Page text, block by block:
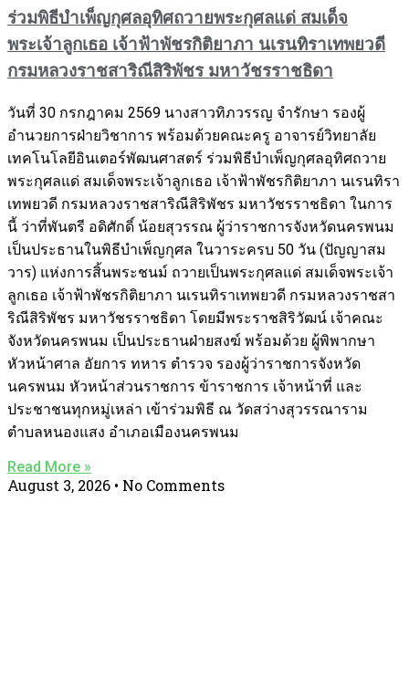
ร่วมพิธีบำเพ็ญกุศลอุทิศถวายพระกุศลแด่ สมเด็จ
พระเจ้าลูกเธอ เจ้าฟ้าพัชรกิติยาภา นเรนทิราเทพยวดี
กรมหลวงราชสาริณีสิริพัชร มหาวัชรราชธิดา
วันที่ 30 กรกฎาคม 2569 นางสาวทิภวรรญ จำรักษา รองผู้
อำนวยการฝ่ายวิชาการ พร้อมด้วยคณะครู อาจารย์วิทยาลัย
เทคโนโลยีอินเตอร์พัฒนศาสตร์ ร่วมพิธีบำเพ็ญกุศลอุทิศถวาย
พระกุศลแด่ สมเด็จพระเจ้าลูกเธอ เจ้าฟ้าพัชรกิติยาภา นเรนทิรา
เทพยวดี กรมหลวงราชสาริณีสิริพัชร มหาวัชรราชธิดา ในการ
นี้ ว่าที่พันตรี อดิศักดิ์ น้อยสุวรรณ ผู้ว่าราชการจังหวัดนครพนม
เป็นประธานในพิธีบำเพ็ญกุศล ในวาระครบ 50 วัน (ปัญญาสม
วาร) แห่งการสิ้นพระชนม์ ถวายเป็นพระกุศลแด่ สมเด็จพระเจ้า
ลูกเธอ เจ้าฟ้าพัชรกิติยาภา นเรนทิราเทพยวดี กรมหลวงราชสา
ริณีสิริพัชร มหาวัชรราชธิดา โดยมีพระราชสิริวัฒน์ เจ้าคณะ
จังหวัดนครพนม เป็นประธานฝ่ายสงฆ์ พร้อมด้วย ผู้พิพากษา
หัวหน้าศาล อัยการ ทหาร ตำรวจ รองผู้ว่าราชการจังหวัด
นครพนม หัวหน้าส่วนราชการ ข้าราชการ เจ้าหน้าที่ และ
ประชาชนทุกหมู่เหล่า เข้าร่วมพิธี ณ วัดสว่างสุวรรณาราม
ตำบลหนองแสง อำเภอเมืองนครพนม
Read More »
August 3, 2026 No Comments